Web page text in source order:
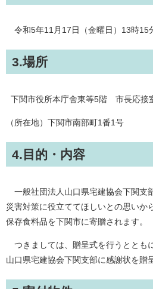
令和5年11月17日（金曜日）13時15
3.場所
下関市役所本庁舎東等5階 市長応接
（所在地）下関市南部町1番1号
4.目的・内容
一般社団法人山口県宅建協会下関支
災害対策に役立ててほしいとの思いか
保存食料品を下関市に寄贈されます。
つきましては、贈呈式を行うととも
山口県宅建協会下関支部に感謝状を贈